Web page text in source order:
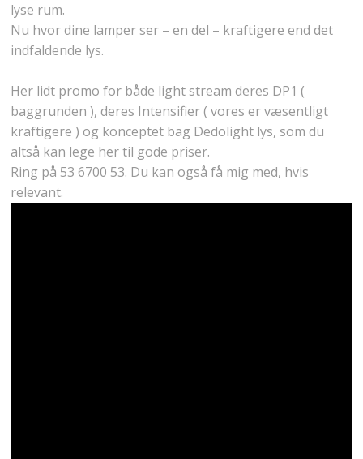
lyse rum.
Nu hvor dine lamper ser – en del – kraftigere end det
indfaldende lys.
Her lidt promo for både light stream deres DP1 (
baggrunden ), deres Intensifier ( vores er væsentligt
kraftigere ) og konceptet bag Dedolight lys, som du
altså kan lege her til gode priser.
Ring på 53 6700 53. Du kan også få mig med, hvis
relevant.